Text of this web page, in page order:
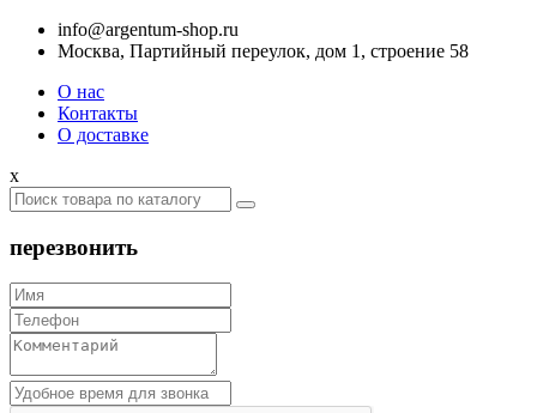
info@argentum-shop.ru
Москва, Партийный переулок, дом 1, строение 58
О нас
Контакты
О доставке
x
перезвонить